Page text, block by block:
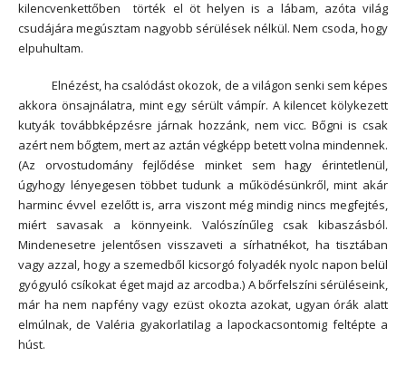
kilencvenkettőben
törték el öt helyen is a lábam, azóta világ
csudájára megúsztam nagyobb sérülések nélkül. Nem csoda, hogy
elpuhultam.
Elnézést, ha csalódást okozok, de a világon senki sem képes
akkora önsajnálatra, mint egy sérült vámpír. A kilencet kölykezett
kutyák továbbképzésre járnak hozzánk, nem vicc. Bőgni is csak
azért nem bőgtem, mert az aztán végképp betett volna mindennek.
(Az orvostudomány fejlődése minket sem hagy érintetlenül,
úgyhogy lényegesen többet tudunk a működésünkről, mint akár
harminc évvel ezelőtt is, arra viszont még mindig nincs megfejtés,
miért savasak a könnyeink. Valószínűleg csak kibaszásból.
Mindenesetre jelentősen visszaveti a sírhatnékot, ha tisztában
vagy azzal, hogy a szemedből kicsorgó folyadék nyolc napon belül
gyógyuló csíkokat éget majd az arcodba.) A bőrfelszíni sérüléseink,
már ha nem napfény vagy ezüst okozta azokat, ugyan órák alatt
elmúlnak, de Valéria gyakorlatilag a lapockacsontomig feltépte a
húst.